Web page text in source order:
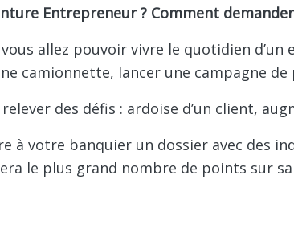
Entrepreneur ? Comment
allez pouvoir vivre le quotidien
camionnette, lancer une campagne
relever des défis : ardoise d’un client,
à votre banquier un dossier avec des
le plus grand nombre de points sur